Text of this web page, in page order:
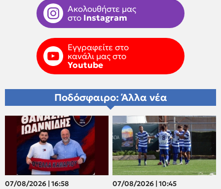
Ακολουθήστε μας
στο Instagram
Εγγραφείτε στο
κανάλι μας στο
Youtube
Ποδόσφαιρο: Άλλα νέα
07/08/2026 | 16:58
07/08/2026 | 10:45